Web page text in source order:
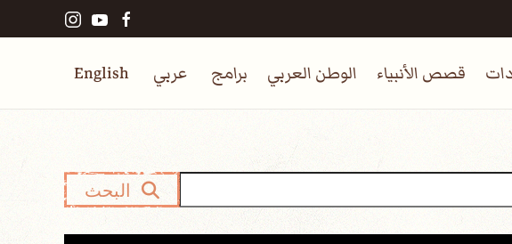
قصص الأنبياء الوطن العربي برامج عربي English
البحث